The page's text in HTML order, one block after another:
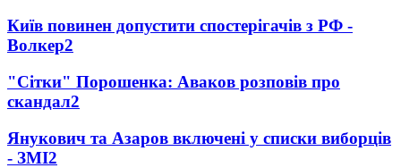
Київ повинен допустити спостерігачів з РФ -
Волкер2
"Сітки" Порошенка: Аваков розповів про
скандал2
Янукович та Азаров включені у списки виборців
- ЗМІ2